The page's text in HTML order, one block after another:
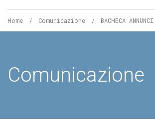
Home Comunicazione BACHECA ANNUNCI
Comunicazione